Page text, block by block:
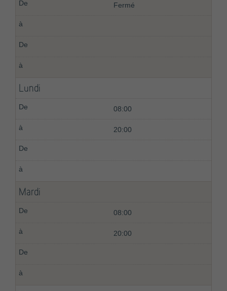
Fermé
Lundi
08:00
20:00
Mardi
08:00
20:00